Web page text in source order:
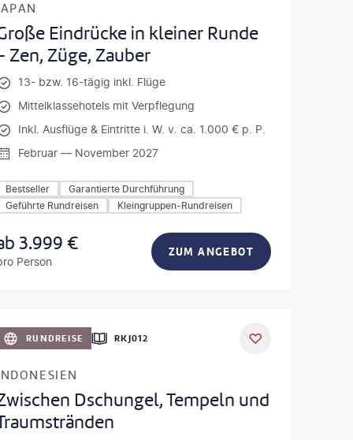
Eindrücke in kleiner Runde
Zen, Züge, Zauber
13- bzw. 16-tägig inkl. Flüge
Mittelklassehotels mit Verpflegung
Inkl. Ausflüge & Eintritte i. W. v. ca. 1.000 € p. P.
Februar — November 2027
Bestseller
Garantierte Durchführung
Geführte Rundreisen
Kleingruppen-Rundreisen
3.999 €
Person
ZUM ANGEBOT
RUNDREISE RKJ012
Dschungel, Tempeln und